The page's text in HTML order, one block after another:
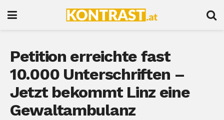
Petition erreichte fast
10.000 Unterschriften –
Jetzt bekommt Linz eine
Gewaltambulanz